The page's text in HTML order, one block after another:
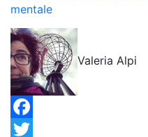
mentale
Valeria Alpi
Facebook